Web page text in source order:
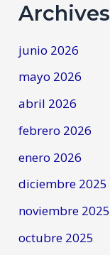
Archives
junio 2026
mayo 2026
abril 2026
febrero 2026
enero 2026
diciembre 2025
noviembre 2025
octubre 2025